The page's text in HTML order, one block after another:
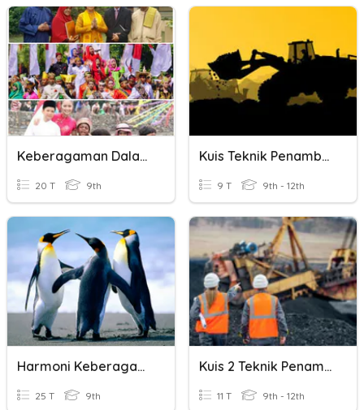
Keberagaman Dalam Bingkai Bhinneka Tunggal Ika
20 T 9th
Kuis Teknik Penambangan
9 T 9th - 12th
Harmoni Keberagaman Dalam Bingkai Bhnneka Tunggal Ika
25 T 9th
Kuis 2 Teknik Penambangan
11 T 9th - 12th